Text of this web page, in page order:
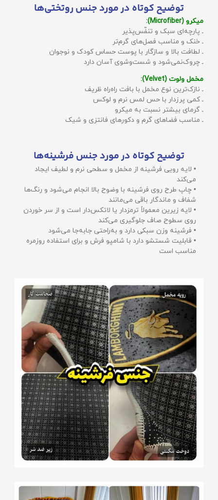
توضیح کوتاه در مورد جنس روتختی‌ها
میکرو (Microfiber):
ـ پارچه‌ای سبک و تنفّس‌پذیر
ـ خنک و مناسب فصل‌های گرم‌تر
ـ لطافت بالا و سازگار با پوست حساس کودک و نوجوان
ـ چروک‌نمی‌شود و شست‌وشوی آسان دارد
مخمل ولوت (Velvet):
ـ نازک‌ترین نوع مخمل با بافت راه‌راه ظریف
ـ کمی پرزدار با حس لمس نرم و لوکس
ـ گرمای بیشتر نسبت به میکرو
ـ مناسب فضاهای گرم و دکورهای فانتزی و شیک
توضیح کوتاه در مورد جنس فرشینه‌ها
• لایه رویی فرشینه از مخمل و سطحی نرم و لطیف ایجاد
می‌کند
• چاپ طرح روی فرشینه با وضوح بالا انجام می‌شود و رنگ‌ها
شفاف و ماندگار باقی می‌مانند
• لایه زیرین معمولاً ترمزدار یا لاتکس‌دار است و از سر خوردن
روی سطوح صاف جلوگیری می‌کند
• فرشینه وزن سبکی دارد و به‌راحتی جابه‌جا می‌شود
• قابلیت شستشو دارد با شامپو فرش و برای استفاده روزمره
مناسب است